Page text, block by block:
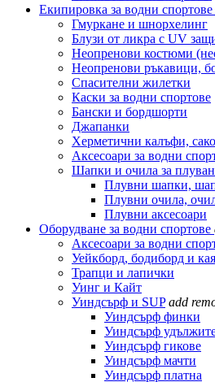
Екипировка за водни спортове
Гмуркане и шнорхелинг
Блузи от ликра с UV
Неопренови костюми
Неопренови ръкавици,
Спасителни жилетки
Каски за водни спортове
Бански и бордшорти
Джапанки
Херметични калъфи,
Аксесоари за водни
Шапки и очила за
Плувни шапки,
Плувни очила,
Плувни аксесоари
Оборудване за водни спортове
Аксесоари за водни
Уейкборд, бодиборд и
Трапци и лапички
Уинг и Кайт
Уиндсърф и SUP add
Уиндсърф финки
Уиндсърф
Уиндсърф гикове
Уиндсърф мачти
Уиндсърф платна